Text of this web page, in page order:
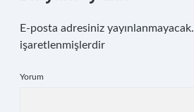
E-posta adresiniz yayınlanmayacak.
işaretlenmişlerdir
Yorum